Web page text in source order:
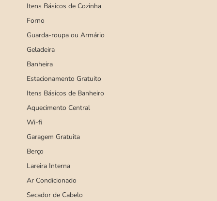
Itens Básicos de Cozinha
Forno
Guarda-roupa ou Armário
Geladeira
Banheira
Estacionamento Gratuito
Itens Básicos de Banheiro
Aquecimento Central
Wi-fi
Garagem Gratuita
Berço
Lareira Interna
Ar Condicionado
Secador de Cabelo